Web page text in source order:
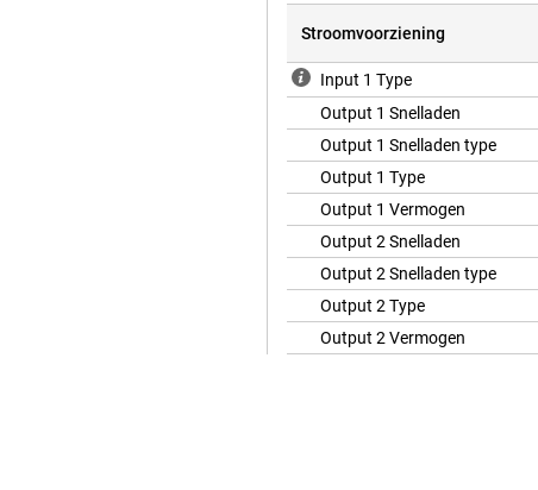
Stroomvoorziening
Input 1 Type
Output 1 Snelladen
Output 1 Snelladen type
Output 1 Type
Output 1 Vermogen
Output 2 Snelladen
Output 2 Snelladen type
Output 2 Type
Output 2 Vermogen